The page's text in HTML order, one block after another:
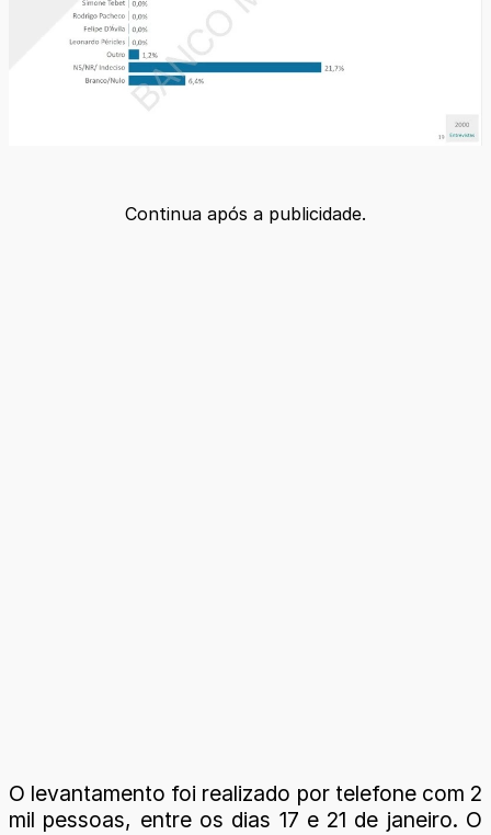
Continua após a publicidade.
O levantamento foi realizado por telefone com 2
mil pessoas, entre os dias 17 e 21 de janeiro. O